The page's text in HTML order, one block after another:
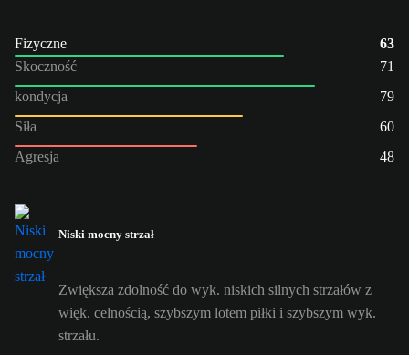
Fizyczne
63
Skoczność
71
kondycja
79
Siła
60
Agresja
48
Niski mocny strzał
Zwiększa zdolność do wyk. niskich silnych strzałów z
więk. celnością, szybszym lotem piłki i szybszym wyk.
strzału.